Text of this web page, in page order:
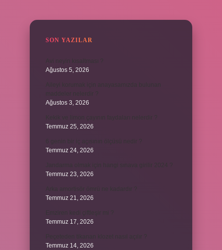
SON YAZILAR
Ağustos 5, 2026
Ağustos 3, 2026
Temmuz 25, 2026
Temmuz 24, 2026
Temmuz 23, 2026
Temmuz 21, 2026
Temmuz 17, 2026
Temmuz 14, 2026